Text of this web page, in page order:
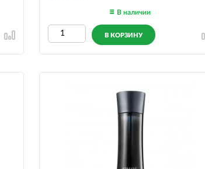
В наличии
В КОРЗИНУ